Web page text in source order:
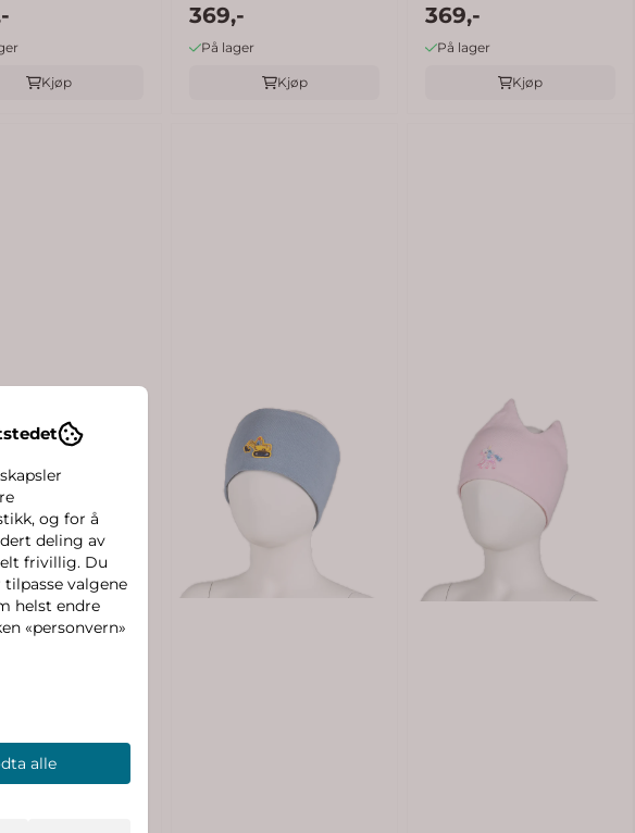
Kjøp
jeansblå
369,-
På lager
Kjøp
brunmelert
369,-
På lager
Kjøp
og for å
deling av
frivillig. Du
tilpasse valgene
helst endre
«personvern»
alle